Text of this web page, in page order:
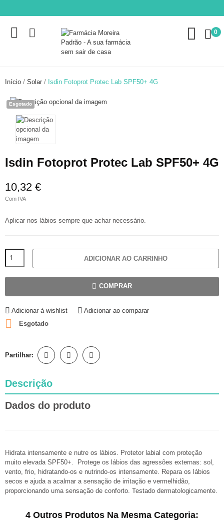
0
Início Solar Isdin Fotoprot Protec Lab SPF50+ 4G
Esgotado
Isdin Fotoprot Protec Lab SPF50+ 4G
10,32 €
Com IVA
Aplicar nos lábios sempre que achar necessário.
ADICIONAR AO CARRINHO
COMPRAR
Adicionar à wishlist Adicionar ao comparar
 Esgotado
Partilhar:
Descrição
Dados do produto
Hidrata intensamente e nutre os lábios. Protetor labial com proteção
muito elevada SPF50+. Protege os lábios das agressões externas: sol,
vento, frio, hidratando-os e nutrindo-os intensamente. Repara os lábios
secos e ajuda a acalmar a sensação de irritação e vermelhidão,
proporcionando uma sensação de conforto. Testado dermatologicamente.
4 Outros Produtos Na Mesma Categoria: